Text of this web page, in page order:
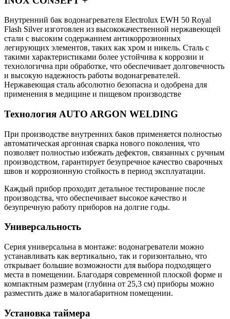
Внутренний бак водонагревателя Electrolux EWH 50 Royal
Flash Silver изготовлен из высококачественной нержавеющей
стали с высоким содержанием антикоррозионных
легирующих элементов, таких как хром и никель. Сталь с
такими характеристиками более устойчива к коррозии и
технологична при обработке, что обеспечивает долговечность
и высокую надежность работы водонагревателей.
Нержавеющая сталь абсолютно безопасна и одобрена для
применения в медицине и пищевом производстве
Технология AUTO ARGON WELDING
При производстве внутренних баков применяется полностью
автоматическая аргонная сварка нового поколения, что
позволяет полностью избежать дефектов, связанных с ручным
производством, гарантирует безупречное качество сварочных
швов и коррозионную стойкость в период эксплуатации.
Каждый прибор проходит детальное тестирование после
производства, что обеспечивает высокое качество и
безупречную работу приборов на долгие годы.
Универсальность
Серия универсальна в монтаже: водонагреватели можно
устанавливать как вертикально, так и горизонтально, что
открывает большие возможности для выбора подходящего
места в помещении. Благодаря современной плоской форме и
компактным размерам (глубина от 25,3 см) приборы можно
разместить даже в малогабаритном помещении.
Установка таймера